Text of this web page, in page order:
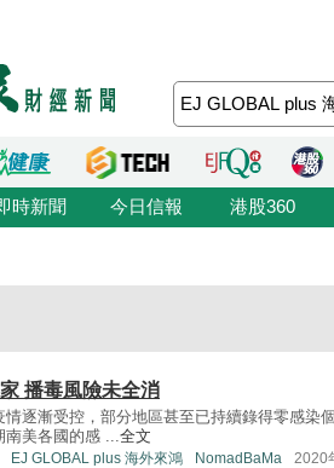
時新聞 今日信報 港股360
播毒風險未全消
情逐漸受控，部分地區甚至已持續錄得零感染
南美各國的感 ...全文
EJ GLOBAL plus 海外來鴻 NomadBaMa 2020